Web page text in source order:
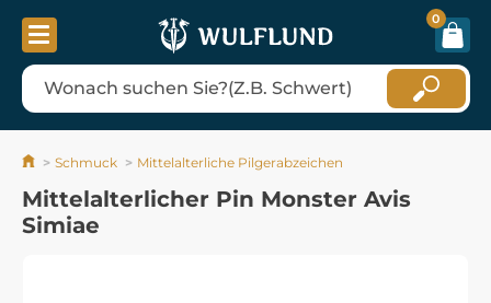
0
Schmuck Mittelalterliche Pilgerabzeichen
Mittelalterlicher Pin Monster Avis
Simiae